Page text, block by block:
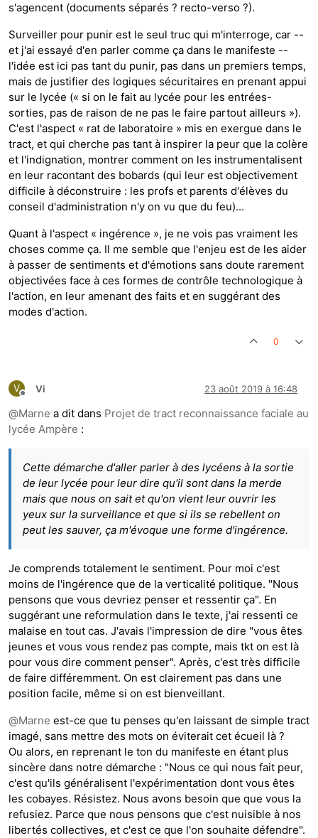
s'agencent (documents séparés ? recto-verso ?).
Surveiller pour punir est le seul truc qui m'interroge, car --
et j'ai essayé d'en parler comme ça dans le manifeste --
l'idée est ici pas tant du punir, pas dans un premiers temps,
mais de justifier des logiques sécuritaires en prenant appui
sur le lycée (« si on le fait au lycée pour les entrées-
sorties, pas de raison de ne pas le faire partout ailleurs »).
C'est l'aspect « rat de laboratoire » mis en exergue dans le
tract, et qui cherche pas tant à inspirer la peur que la colère
et l'indignation, montrer comment on les instrumentalisent
en leur racontant des bobards (qui leur est objectivement
difficile à déconstruire : les profs et parents d'élèves du
conseil d'administration n'y on vu que du feu)...
Quant à l'aspect « ingérence », je ne vois pas vraiment les
choses comme ça. Il me semble que l'enjeu est de les aider
à passer de sentiments et d'émotions sans doute rarement
objectivées face à ces formes de contrôle technologique à
l'action, en leur amenant des faits et en suggérant des
modes d'action.
0
V
Hors-ligne
Vi 23 août 2019 à 16:48
@Marne a dit dans Projet de tract reconnaissance faciale au
lycée Ampère :
Cette démarche d'aller parler à des lycéens à la sortie
de leur lycée pour leur dire qu'il sont dans la merde
mais que nous on sait et qu'on vient leur ouvrir les
yeux sur la surveillance et que si ils se rebellent on
peut les sauver, ça m'évoque une forme d'ingérence.
Je comprends totalement le sentiment. Pour moi c'est
moins de l'ingérence que de la verticalité politique. "Nous
pensons que vous devriez penser et ressentir ça". En
suggérant une reformulation dans le texte, j'ai ressenti ce
malaise en tout cas. J'avais l'impression de dire "vous êtes
jeunes et vous vous rendez pas compte, mais tkt on est là
pour vous dire comment penser". Après, c'est très difficile
de faire différemment. On est clairement pas dans une
position facile, même si on est bienveillant.
@Marne est-ce que tu penses qu'en laissant de simple tract
imagé, sans mettre des mots on éviterait cet écueil là ?
Ou alors, en reprenant le ton du manifeste en étant plus
sincère dans notre démarche : "Nous ce qui nous fait peur,
c'est qu'ils généralisent l'expérimentation dont vous êtes
les cobayes. Résistez. Nous avons besoin que que vous la
refusiez. Parce que nous pensons que c'est nuisible à nos
libertés collectives, et c'est ce que l'on souhaite défendre".